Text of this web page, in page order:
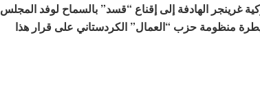
غرينجر الهادفة إلى إقناع “قسد” بالسماح لوفد المجلس
منظومة حزب “العمال” الكردستاني على قرار هذا